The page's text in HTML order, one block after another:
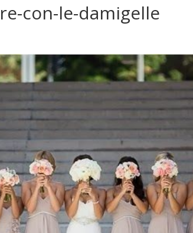
con-le-damigelle